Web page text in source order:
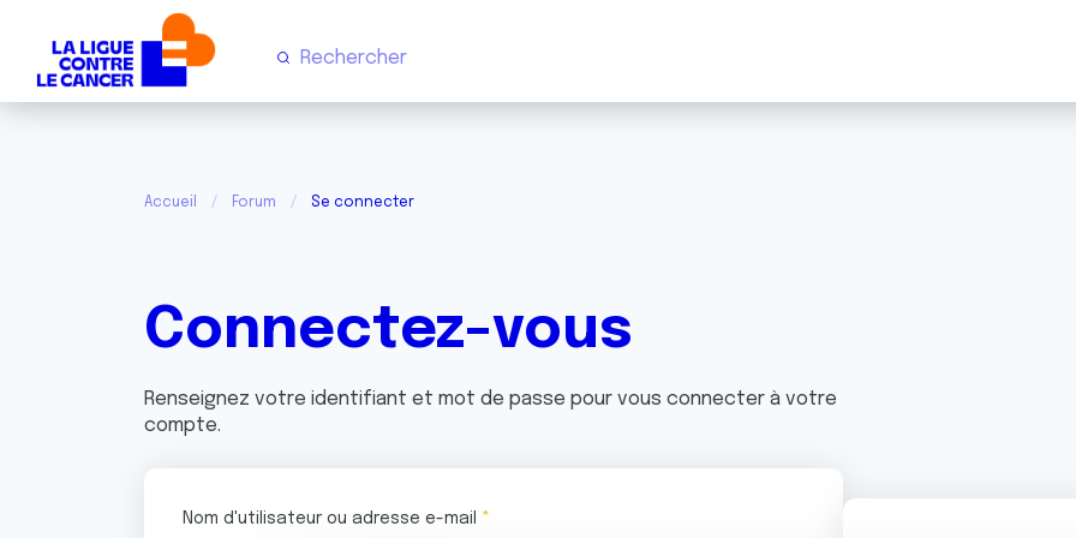
Accueil Forum Se connecter
Connectez-vous
Renseignez votre identifiant et mot de passe pour vous connecter à votre
compte.
Nom d'utilisateur ou adresse e-mail